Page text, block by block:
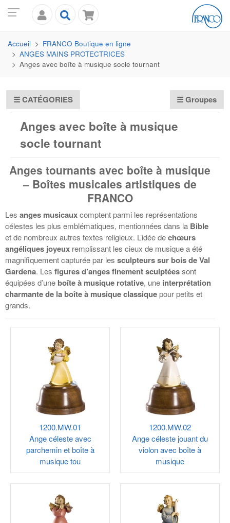
Accueil FRANCO Boutique en ligne
ANGES MAINS PROTECTRICES
Anges avec boîte à musique socle tournant
☰CATÉGORIES ☰ Groupes
Anges avec boîte à musique
socle tournant
Anges tournants avec boîte à musique
– Boîtes musicales artistiques de
FRANCO
Les anges musicauxcomptent parmi les représentations
célestes les plus emblématiques, mentionnées dans la Bible
et de nombreux autres textes religieux. L’idée dechœurs
angéliques joyeux remplissant les cieux de musique a été
magnifiquement capturée par les sculpteurs sur bois de Val
Gardena. Les figures d’anges finement sculptéessont
équipées d’une boîte à musique rotative, une interprétation
charmante de la boîte à musique classiquepour petits et
grands.
1200.MW.01
Ange céleste avec
parchemin et boîte à
musique tou
1200.MW.02
Ange céleste jouant du
violon avec boîte à
musique